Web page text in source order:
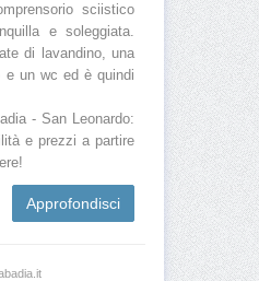
sciistico
e soleggiata.
di lavandino, una
e un wc ed è quindi
- San Leonardo:
e prezzi a partire
Approfondisci